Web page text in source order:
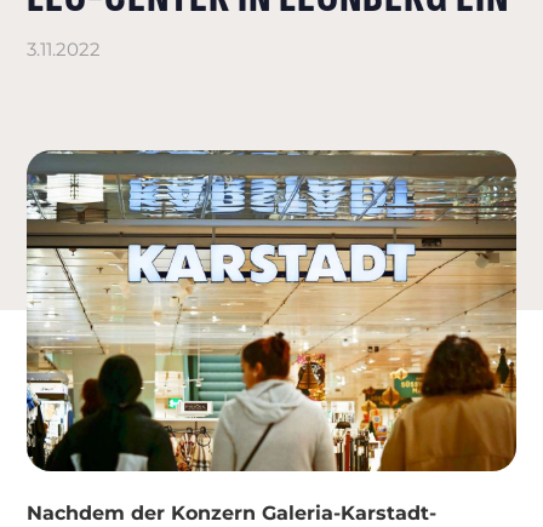
3.11.2022
Nachdem der Konzern Galeria-Karstadt-